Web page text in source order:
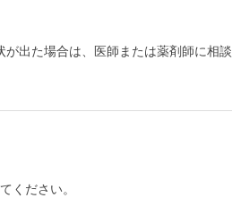
出た場合は、医師または薬剤師に相談
ください。